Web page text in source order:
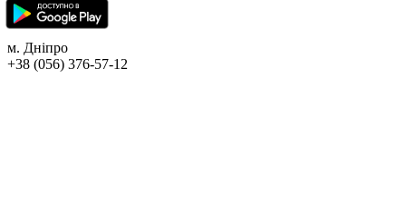
м. Дніпро
+38 (056) 376-57-12